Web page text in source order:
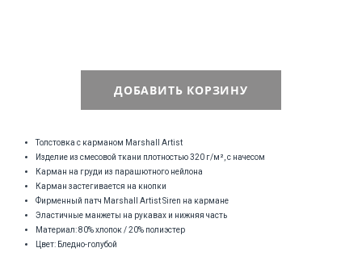
ДОБАВИТЬ КОРЗИНУ
Толстовка с карманом Marshall Artist
Изделие из смесовой ткани плотностью 320 г/м², с начесом
Карман на груди из парашютного нейлона
Карман застегивается на кнопки
Фирменный патч Marshall Artist Siren на кармане
Эластичные манжеты на рукавах и нижняя часть
Материал: 80% хлопок / 20% полиэстер
Цвет: Бледно-голубой